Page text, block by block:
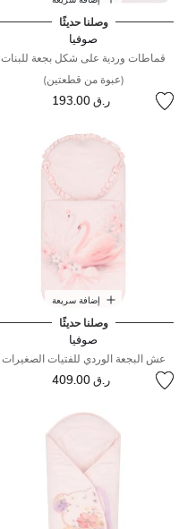
وصلنا حديثًا
صوفيا
قماطات وردية على شكل بجعة للبنات
(عبوة من قطعتين)
ر.ق 193.00
إضافة سريعة
وصلنا حديثًا
صوفيا
عش البجعة الوردي للفتيات الصغيرات
ر.ق 409.00